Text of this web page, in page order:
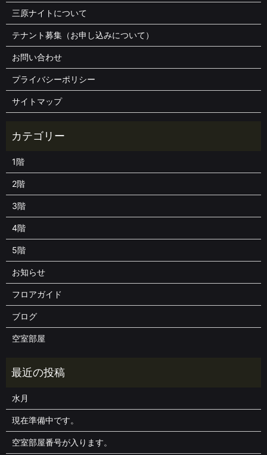
三原ナイトについて
テナント募集（お申し込みについて）
お問い合わせ
プライバシーポリシー
サイトマップ
1階
2階
3階
4階
5階
お知らせ
フロアガイド
ブログ
空室部屋
水月
現在準備中です。
空室部屋番号が入ります。